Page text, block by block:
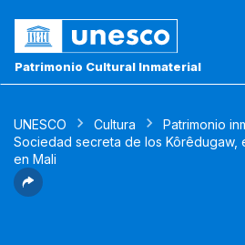
Patrimonio Cultural Inmaterial
UNESCO Cultura Patrimonio
Sociedad secreta de los Kôrêdugaw,
en Mali